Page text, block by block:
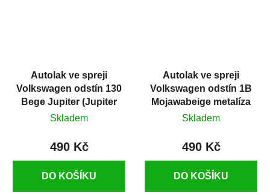
Autolak ve spreji
Volkswagen odstín 130
Bege Jupiter (Jupiter
beige) metalíza 375 ml
Skladem
490 Kč
DO KOŠÍKU
Autolak ve spreji
Volkswagen odstín 1B
Mojawabeige metalíza
375 ml
Skladem
490 Kč
DO KOŠÍKU